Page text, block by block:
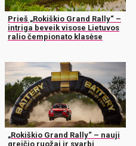
Prieš „Rokiškio Grand Rally“ –
intriga beveik visose Lietuvos
ralio čempionato klasėse
„Rokiškio Grand Rally“ – nauji
greičio ruožai ir svarbi